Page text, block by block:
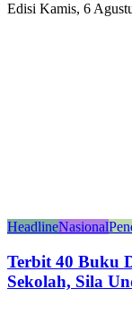
Edisi Kamis, 6
HeadlineNasional
Terbit 40 Buku
Sekolah, Sila